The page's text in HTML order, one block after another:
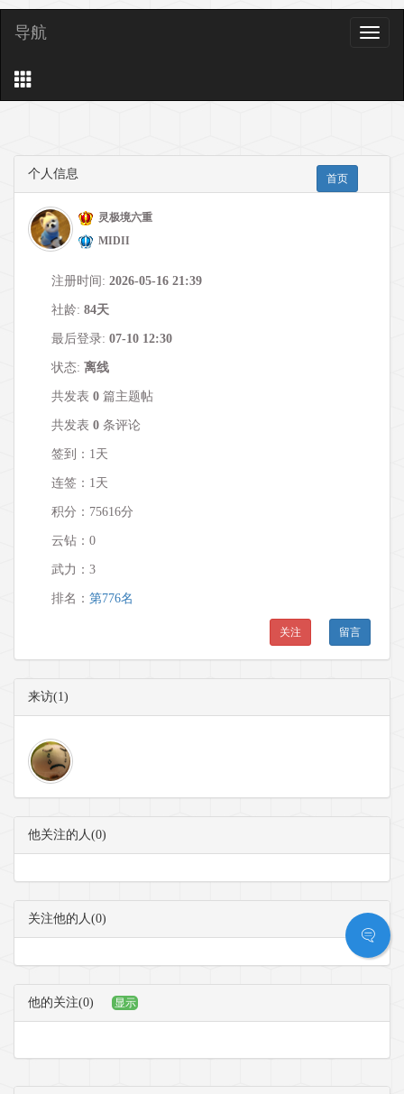
导
导航
个人信息 首页
灵极境六重
MIDII
注册时间: 2026-05-16 21:39
社龄: 84天
最后登录: 07-10 12:30
状态: 离线
共发表 0 篇主题帖
共发表 0 条评论
签到：1天
连签：1天
积分：75616分
云钻：0
武力： 3
排名： 第776名
留言
关注
来访(1)
他关注的人(0)
关注他的人(0)
他的关注(0) 显示